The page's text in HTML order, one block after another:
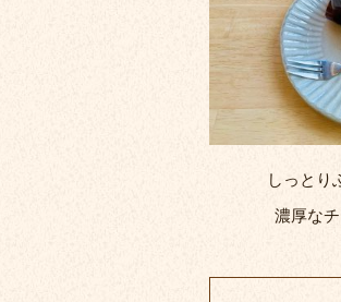
しっとり
濃厚な